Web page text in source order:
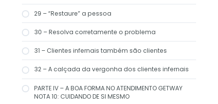
29 – “Restaure” a pessoa
30 – Resolva corretamente o problema
31 – Clientes infernais também são clientes
32 – A calçada da vergonha dos clientes infernais
PARTE IV – A BOA FORMA NO ATENDIMENTO GETWAY
NOTA 10: CUIDANDO DE SI MESMO